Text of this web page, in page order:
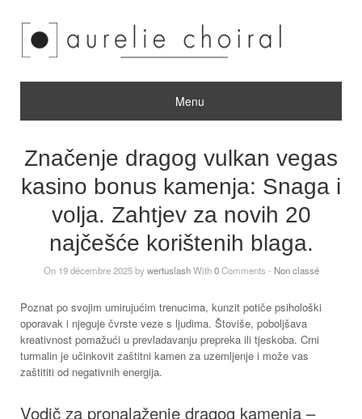
Menu
Značenje dragog vulkan vegas
kasino bonus kamenja: Snaga i
volja. Zahtjev za novih 20
najčešće korištenih blaga.
On 19 décembre 2025 bywertuslashWith0Comments - Non classé
Poznat po svojim umirujućim trenucima, kunzit potiče psihološki
oporavak i njeguje čvrste veze s ljudima. Štoviše, poboljšava
kreativnost pomažući u prevladavanju prepreka ili tjeskoba. Crni
turmalin je učinkovit zaštitni kamen za uzemljenje i može vas
zaštititi od negativnih energija.
Vodič za pronalaženje dragog kamenja –